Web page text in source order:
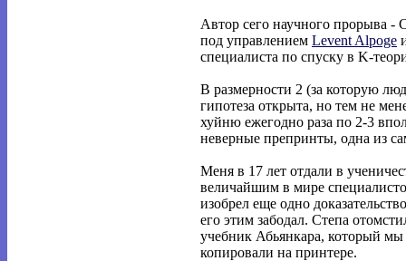
Автор сего научного прорыва -
под управлением Levent Alpoge
специалиста по спуску в K-
В размерности 2 (за которую
гипотеза открыта, но тем не
хуйню ежегодно раза по 2-3
неверные препринты, одна из
Меня в 17 лет отдали в
величайшим в мире
изобрел еще одно
его этим забодал. Степа
учебник Абьянкара, который
копировали на принтере.